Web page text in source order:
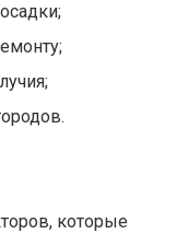
которые